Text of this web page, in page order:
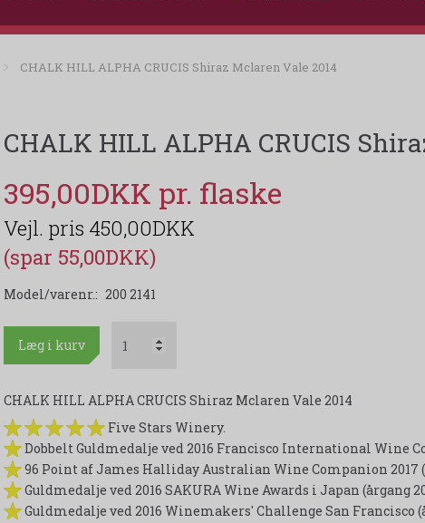
CHALK HILL ALPHA CRUCIS Shiraz Mclaren Vale 2014
CHALK HILL ALPHA CRUCIS
395,00DKK
450,00DKK
(spar 55,00DKK)
Model/varenr.: 200 2141
Læg i kurv
CHALK HILL ALPHA CRUCIS Shiraz Mclaren Vale 2014
Five Stars Winery.
Dobbelt Guldmedalje ved 2016 Francisco International Wine
96 Point af James Halliday Australian Wine Companion 2017
Guldmedalje ved 2016 SAKURA Wine Awards i Japan (årgang
Guldmedalje ved 2016 Winemakers' Challenge San Francisco